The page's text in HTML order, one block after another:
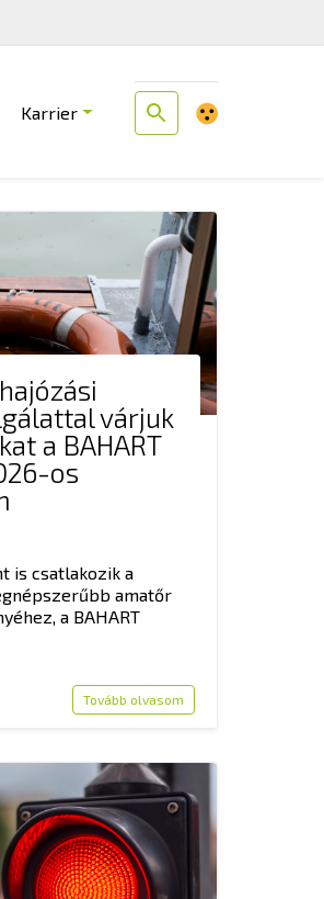
Karrier
várjuk
a BAHART
os
is csatlakozik a
amatőr
a BAHART
Tovább olvasom